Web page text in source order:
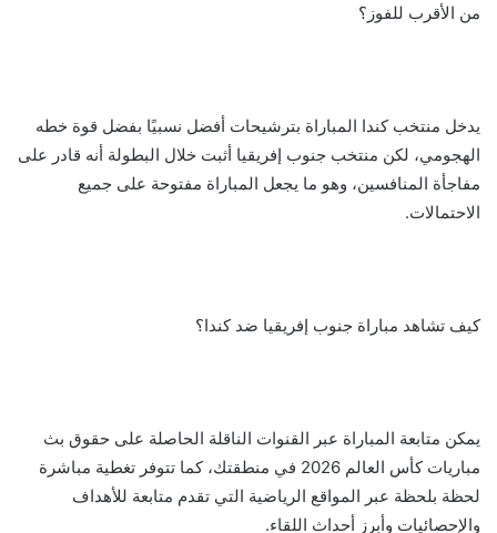
من الأقرب للفوز؟
يدخل منتخب كندا المباراة بترشيحات أفضل نسبيًا بفضل قوة خطه
الهجومي، لكن منتخب جنوب إفريقيا أثبت خلال البطولة أنه قادر على
مفاجأة المنافسين، وهو ما يجعل المباراة مفتوحة على جميع
الاحتمالات.
كيف تشاهد مباراة جنوب إفريقيا ضد كندا؟
يمكن متابعة المباراة عبر القنوات الناقلة الحاصلة على حقوق بث
مباريات كأس العالم 2026 في منطقتك، كما تتوفر تغطية مباشرة
لحظة بلحظة عبر المواقع الرياضية التي تقدم متابعة للأهداف
والإحصائيات وأبرز أحداث اللقاء.